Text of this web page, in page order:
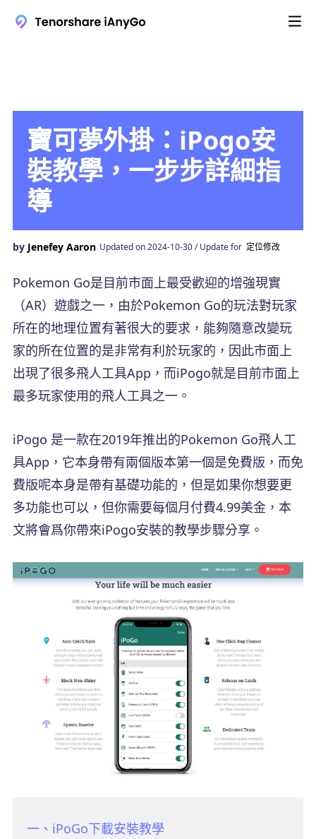
寶可夢外掛：iPogo安
裝教學，一步步詳細指
導
by Jenefey Aaron Updated on 2024-10-30 / Update for 定位修改
Pokemon Go是目前市面上最受歡迎的增強現實
（AR）遊戲之一，由於Pokemon Go的玩法對玩家
所在的地理位置有著很大的要求，能夠隨意改變玩
家的所在位置的是非常有利於玩家的，因此市面上
出現了很多飛人工具App，而iPogo就是目前市面上
最多玩家使用的飛人工具之一。
iPogo 是一款在2019年推出的Pokemon Go飛人工
具App，它本身帶有兩個版本第一個是免費版，而免
費版呢本身是帶有基礎功能的，但是如果你想要更
多功能也可以，但你需要每個月付費4.99美金，本
文將會爲你帶來iPogo安裝的教學步驟分享。
一、iPoGo下載安裝教學